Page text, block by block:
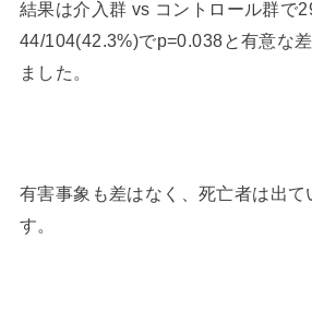
結果は介入群 vs コントロール群で
44/104(42.3%)でp=0.038と有意な
ました。
有害事象も差はなく、死亡者は出て
す。